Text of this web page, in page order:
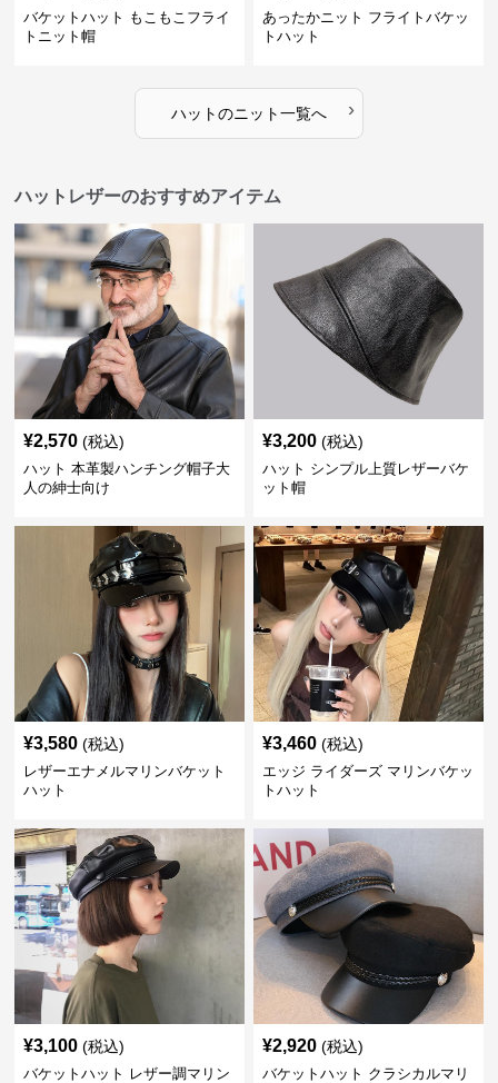
バケットハット もこもこフライ
トニット帽
あったかニット フライトバケッ
トハット
ハットのニット一覧へ ›
ハットレザーのおすすめアイテム
¥2,570 (税込)
ハット 本革製ハンチング帽子大
人の紳士向け
¥3,200 (税込)
ハット シンプル上質レザーバケ
ット帽
¥3,580 (税込)
レザーエナメルマリンバケット
ハット
¥3,460 (税込)
エッジ ライダーズ マリンバケッ
トハット
¥3,100 (税込)
バケットハット レザー調マリン
¥2,920 (税込)
バケットハット クラシカルマリ